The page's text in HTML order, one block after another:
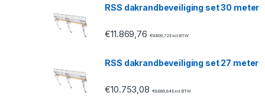
RSS dakrandbeveiliging set 30 meter
€11.869,76 €9.809,72Excl. BTW
RSS dakrandbeveiliging set 27 meter
€10.753,08 €8.886,84Excl. BTW